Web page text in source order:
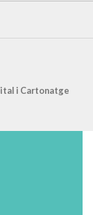
i Cartonatge